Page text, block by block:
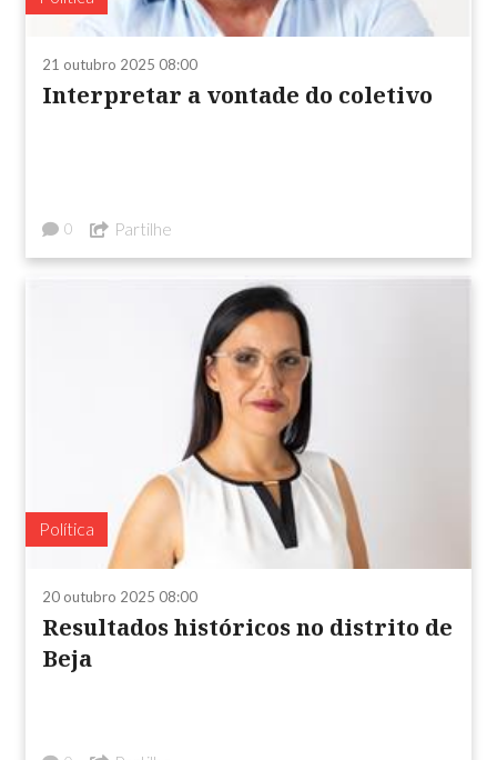
21 outubro 2025 08:00
Interpretar a vontade do coletivo
0 Partilhe
Política
20 outubro 2025 08:00
Resultados históricos no distrito de
Beja